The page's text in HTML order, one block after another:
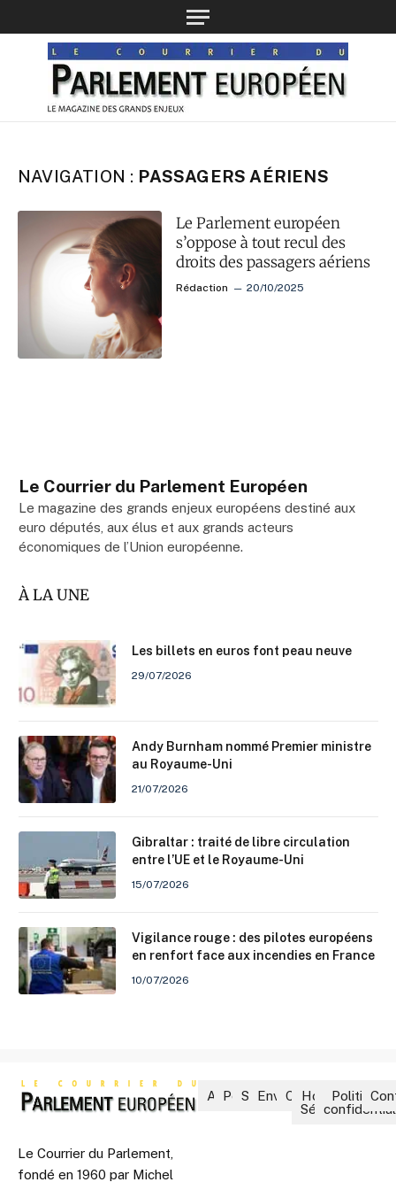
NAVIGATION : PASSAGERS AÉRIENS
Le Parlement européen
s’oppose à tout recul des
droits des passagers aériens
Rédaction 20/10/2025
Le Courrier du Parlement Européen
Le magazine des grands enjeux européens destiné aux
euro députés, aux élus et aux grands acteurs
économiques de l’Union européenne.
À LA UNE
Les billets en euros font peau neuve
29/07/2026
Andy Burnham nommé Premier ministre
au Royaume-Uni
21/07/2026
Gibraltar : traité de libre circulation
entre l’UE et le Royaume-Uni
15/07/2026
Vigilance rouge : des pilotes européens
en renfort face aux incendies en France
10/07/2026
Le Courrier du Parlement,
fondé en 1960 par Michel
Accueil
Politique
Société
Environnement
CultureHors-
Séries
Politique